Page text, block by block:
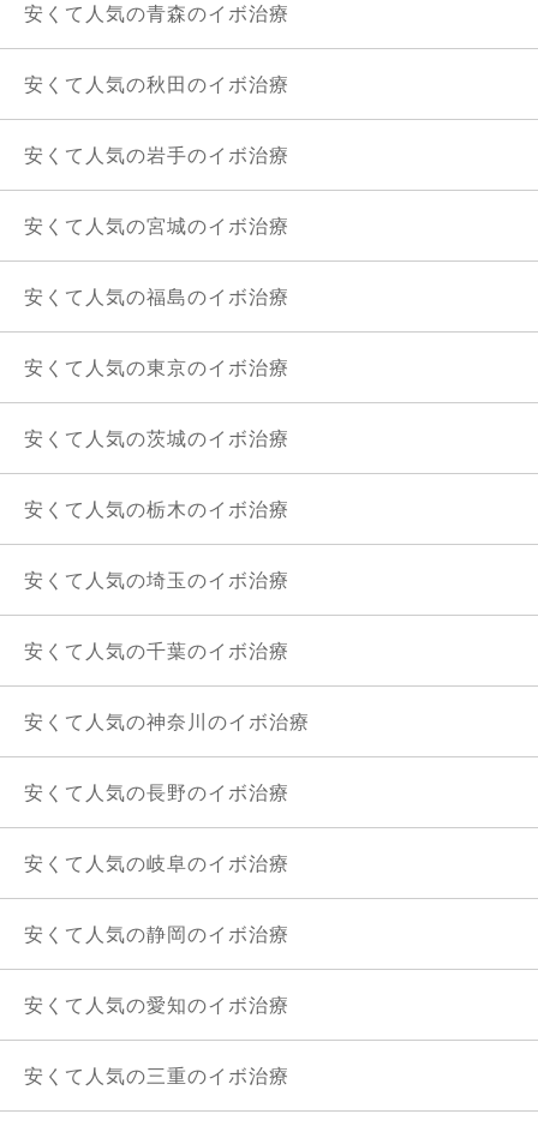
安くて人気の青森のイボ治療
安くて人気の秋田のイボ治療
安くて人気の岩手のイボ治療
安くて人気の宮城のイボ治療
安くて人気の福島のイボ治療
安くて人気の東京のイボ治療
安くて人気の茨城のイボ治療
安くて人気の栃木のイボ治療
安くて人気の埼玉のイボ治療
安くて人気の千葉のイボ治療
安くて人気の神奈川のイボ治療
安くて人気の長野のイボ治療
安くて人気の岐阜のイボ治療
安くて人気の静岡のイボ治療
安くて人気の愛知のイボ治療
安くて人気の三重のイボ治療